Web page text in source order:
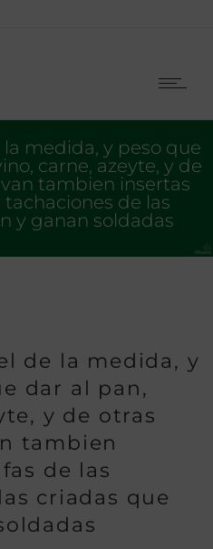
medida, y peso que
carne, azeyte, y de
tambien insertas
de las
y ganan soldadas
de la medida, y
dar al pan,
y de otras
tambien
de las
criadas que